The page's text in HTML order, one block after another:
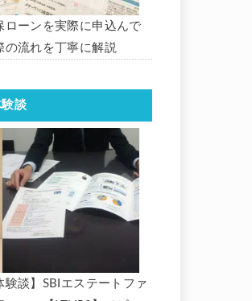
ローンを実際に申込んで
の流れを丁寧に解説
談
験談】SBIエステートファ